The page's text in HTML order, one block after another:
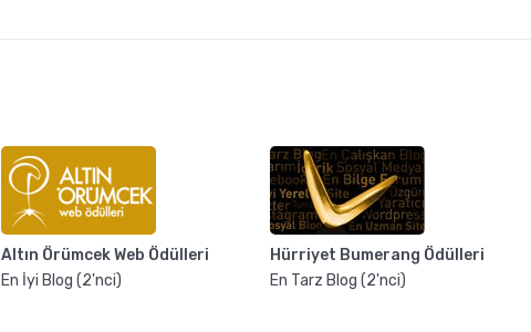
Altın Örümcek Web Ödülleri
En İyi Blog (2'nci)
Hürriyet Bumerang Ödülleri
En Tarz Blog (2'nci)